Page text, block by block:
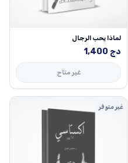
لماذا يحب الرجال
1,400 دج
غير متاح
غير متوفر